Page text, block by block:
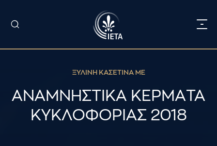
ΞΥΛΙΝΗ ΚΑΣΕΤΙΝΑ ΜΕ
ΑΝΑΜΝΗΣΤΙΚA ΚΕΡΜΑTA
ΚΥΚΛΟΦΟΡΙΑΣ 2018